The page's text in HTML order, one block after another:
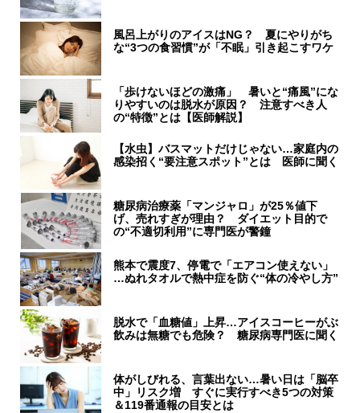
風呂上がりのアイスはNG？ 夏にやりがち
な“3つの食習慣”が「不眠」引き起こすワケ
「歩けないほどの激痛」 暑いと“痛風”にな
りやすいのは脱水が原因？ 注意すべき人
の“特徴”とは【医師解説】
【水虫】バスマットだけじゃない…家庭内の
感染招く“要注意スポット”とは 医師に聞く
糖尿病治療薬「マンジャロ」が25％値下
げ、売れすぎが理由？ ダイエット目的で
の“不適切利用”に専門医が警鐘
熊本で震度7、停電で「エアコン使えない」
…ぬれタオルで熱中症を防ぐ“体の冷やし方”
脱水で「血糖値」上昇…アイスコーヒーがぶ
飲みは無糖でも危険？ 糖尿病専門医に聞く
体がしびれる、言葉出ない…暑い日は「脳卒
中」リスク増 すぐに実行すべき5つの対策
＆119番通報の目安とは